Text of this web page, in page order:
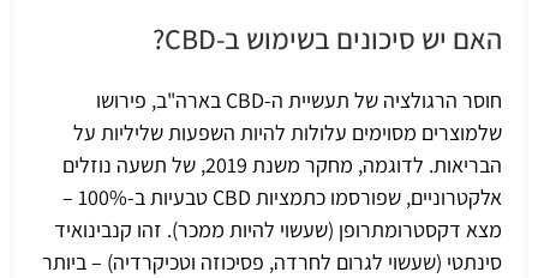
האם יש סיכונים בשימוש ב-CBD?
חוסר הרגולציה של תעשיית ה-CBD בארה"ב, פירושו
שלמוצרים מסוימים עלולות להיות השפעות שליליות על
הבריאות. לדוגמה, מחקר משנת 2019, של תשעה נוזלים
אלקטרוניים, שפורסמו כתמציות CBD טבעיות ב-100% –
מצא דקסטרומתרופן (שעשוי להיות ממכר). זהו קנבינואיד
סינתטי (שעשוי לגרום לחרדה, פסיכוזה וטכיקרדיה) – ביותר